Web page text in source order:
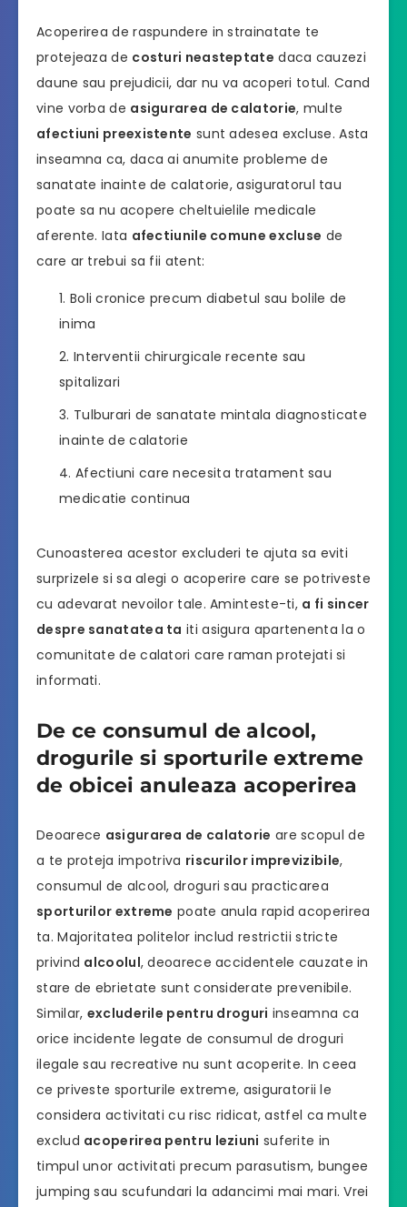
Acoperirea de raspundere in strainatate te
protejeaza de costuri neasteptate daca cauzezi
daune sau prejudicii, dar nu va acoperi totul. Cand
vine vorba de asigurarea de calatorie, multe
afectiuni preexistente sunt adesea excluse. Asta
inseamna ca, daca ai anumite probleme de
sanatate inainte de calatorie, asiguratorul tau
poate sa nu acopere cheltuielile medicale
aferente. Iata afectiunile comune excluse de
care ar trebui sa fii atent:
Boli cronice precum diabetul sau bolile de
inima
Interventii chirurgicale recente sau
spitalizari
Tulburari de sanatate mintala diagnosticate
inainte de calatorie
Afectiuni care necesita tratament sau
medicatie continua
Cunoasterea acestor excluderi te ajuta sa eviti
surprizele si sa alegi o acoperire care se potriveste
cu adevarat nevoilor tale. Aminteste-ti, a fi sincer
despre sanatatea ta iti asigura apartenenta la o
comunitate de calatori care raman protejati si
informati.
De ce consumul de alcool,
drogurile si sporturile extreme
de obicei anuleaza acoperirea
Deoarece asigurarea de calatorie are scopul de
a te proteja impotriva riscurilor imprevizibile,
consumul de alcool, droguri sau practicarea
sporturilor extreme poate anula rapid acoperirea
ta. Majoritatea politelor includ restrictii stricte
privind alcoolul, deoarece accidentele cauzate in
stare de ebrietate sunt considerate prevenibile.
Similar, excluderile pentru droguri inseamna ca
orice incidente legate de consumul de droguri
ilegale sau recreative nu sunt acoperite. In ceea
ce priveste sporturile extreme, asiguratorii le
considera activitati cu risc ridicat, astfel ca multe
exclud acoperirea pentru leziuni suferite in
timpul unor activitati precum parasutism, bungee
jumping sau scufundari la adancimi mai mari. Vrei